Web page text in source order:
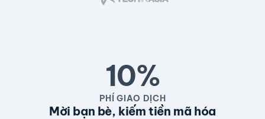
10%
PHÍ GIAO DỊCH
Mời bạn bè, kiếm tiền mã hóa